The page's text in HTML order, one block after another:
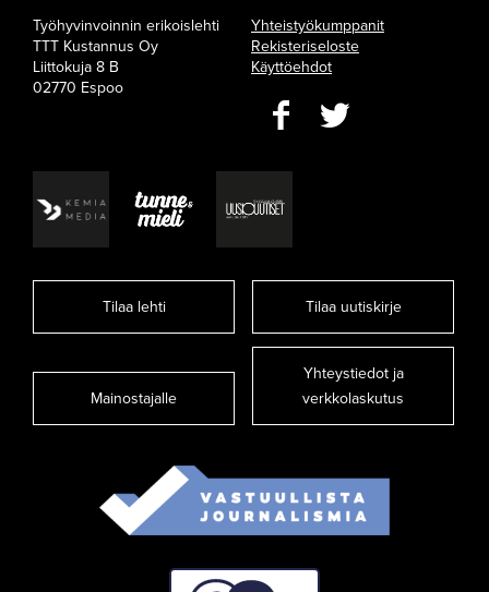
Työhyvinvoinnin erikoislehti
TTT Kustannus Oy
Liittokuja 8 B
02770 Espoo
Yhteistyökumppanit
Rekisteriseloste
Käyttöehdot
Tilaa lehti Tilaa uutiskirje
Mainostajalle
Yhteystiedot ja
verkkolaskutus